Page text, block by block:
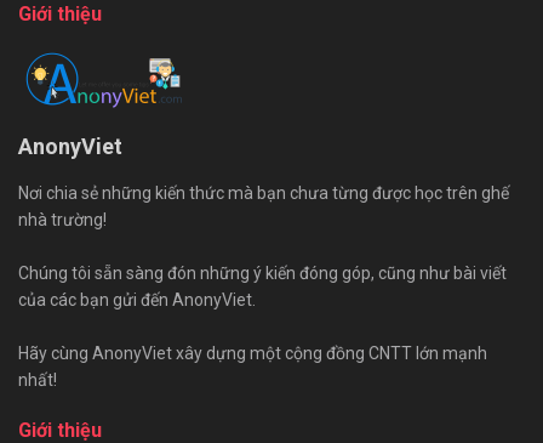
Giới thiệu
AnonyViet
Nơi chia sẻ những kiến thức mà bạn chưa từng được học trên ghế
nhà trường!
Chúng tôi sẵn sàng đón những ý kiến đóng góp, cũng như bài viết
của các bạn gửi đến AnonyViet.
Hãy cùng AnonyViet xây dựng một cộng đồng CNTT lớn mạnh
nhất!
Giới thiệu